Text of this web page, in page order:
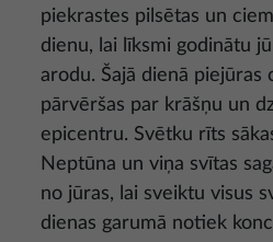
piekrastes pilsētas un
dienu, lai līksmi godinātu
arodu. Šajā dienā piejūras
pārvēršas par krāšņu un
epicentru. Svētku rīts
Neptūna un viņa svītas
no jūras, lai sveiktu visus
dienas garumā notiek